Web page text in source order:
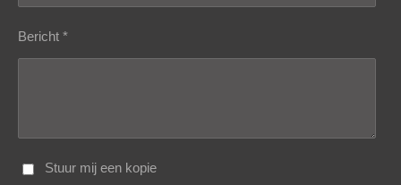
Bericht *
Stuur mij een kopie